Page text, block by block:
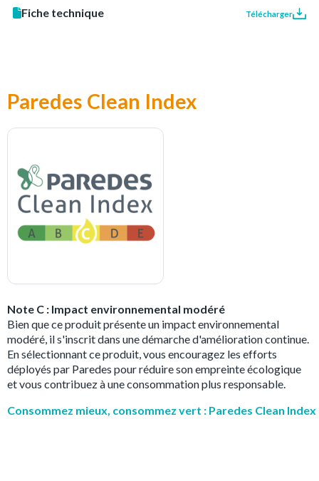
Fiche technique Télécharger
Paredes Clean Index
Note C : Impact environnemental modéré
Bien que ce produit présente un impact environnemental
modéré, il s'inscrit dans une démarche d'amélioration continue.
En sélectionnant ce produit, vous encouragez les efforts
déployés par Paredes pour réduire son empreinte écologique
et vous contribuez à une consommation plus responsable.
Consommez mieux, consommez vert : Paredes Clean Index